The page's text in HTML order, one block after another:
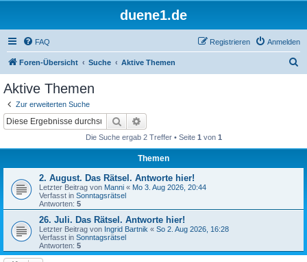
duene1.de
FAQ Anmelden
Registrieren
Foren-Übersicht Suche Aktive Themen
Aktive Themen
Zur erweiterten Suche
Suche
Die Suche ergab 2 Treffer • Seite 1 von 1
Themen
2. August. Das Rätsel. Antworte hier!
Letzter Beitrag von Manni « Mo 3. Aug 2026, 20:44
Verfasst in Sonntagsrätsel
Antworten: 5
26. Juli. Das Rätsel. Antworte hier!
Letzter Beitrag von Ingrid Bartnik « So 2. Aug 2026, 16:28
Verfasst in Sonntagsrätsel
Antworten: 5